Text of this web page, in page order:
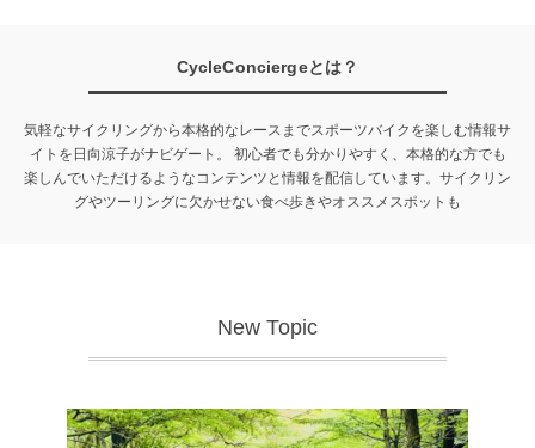
CycleConciergeとは？
気軽なサイクリングから本格的なレースまでスポーツバイクを楽しむ情報サ
イトを日向涼子がナビゲート。
初心者でも分かりやすく、本格的な方でも
楽しんでいただけるようなコンテンツと情報を配信しています。 サイクリン
グやツーリングに欠かせない食べ歩きやオススメスポットも
New Topic